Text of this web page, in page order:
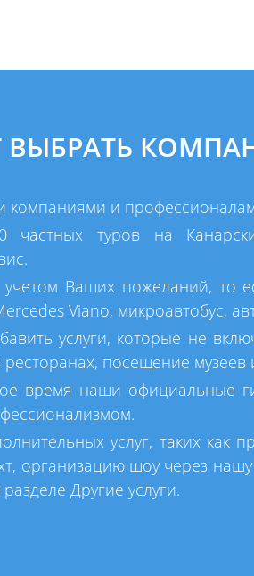
и
туров на
Ваших пожеланий, то
Viano, микроавтобус,
услуги, которые не
посещение
время наши официальные
услуг, таких как
организацию шоу через
Другие услуги.